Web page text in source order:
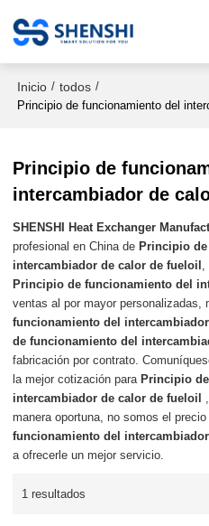
Inicio / todos /
Principio de funcionamiento del
Principio de
intercambiador de
SHENSHI Heat Exchanger
profesional en China de Principio
intercambiador de calor de fueloil ,
Principio de funcionamiento del
ventas al por mayor personalizadas,
funcionamiento del
de funcionamiento del
fabricación por contrato.
la mejor cotización para Principio
intercambiador de calor de fueloil
manera oportuna, no somos el
funcionamiento del
a ofrecerle un mejor servicio.
1 resultados